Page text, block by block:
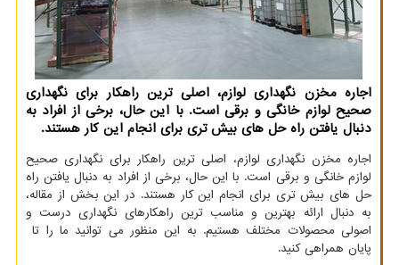
اجاره مخزن نگهداری لوازم، اصلی ترین راهکار برای نگهداری
صحیح لوازم خانگی و برقی است. با این حال، برخی از افراد به
دنبال یافتن راه حل های بیش تری برای انجام این کار هستند.
اجاره مخزن نگهداری لوازم، اصلی ترین راهکار برای نگهداری صحیح
لوازم خانگی و برقی است. با این حال، برخی از افراد به دنبال یافتن راه
حل های بیش تری برای انجام این کار هستند. در این بخش از مقاله،
به دنبال ارائه بهترین و مناسب ترین راهکارهای نگهداری درست و
اصولی محصولات مختلف هستیم. به این منظور می توانید ما را تا
پایان همراهی کنید.